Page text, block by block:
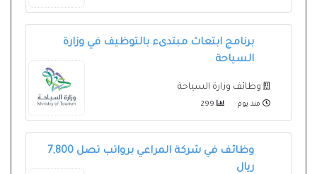
برنامج ابتعاث مبتدىء بالتوظيف في وزارة
السياحة
وظائف وزارة السياحة
منذ يوم
وظائف في شركة المراعي برواتب تصل 7,800
ريال